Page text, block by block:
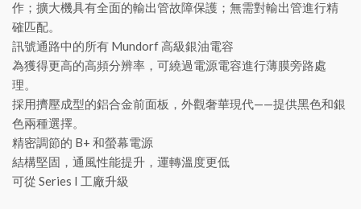
作；擴大機具有全面的輸出管故障保護；無需對輸出管進行精
確匹配。
訊號通路中的所有 Mundorf 高級銀油電容
為獲得更高的高頻分辨率，可繞過電源電容進行薄膜旁路處
理。
採用擠壓成型的鋁合金前面板，外觀奢華現代——提供黑色和銀
色兩種選擇。
精密調節的 B+ 和螢幕電源
結構堅固，通風性能提升，運轉溫度更低
可從 Series I 工廠升級